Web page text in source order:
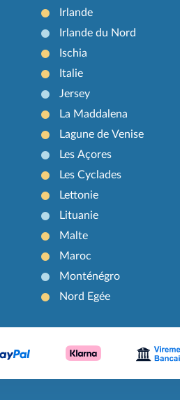
Irlande
Irlande du Nord
Ischia
Italie
Jersey
La Maddalena
Lagune de Venise
Les Açores
Les Cyclades
Lettonie
Lituanie
Malte
Maroc
Monténégro
Nord Egée